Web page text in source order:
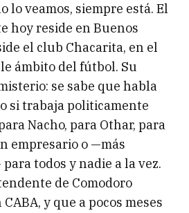
lo veamos, siempre está. El
hoy reside en Buenos
el club Chacarita, en el
ámbito del fútbol. Su
se sabe que habla
si trabaja politicamente
Nacho, para Othar, para
empresario o —más
todos y nadie a la vez.
de Comodoro
y que a pocos meses